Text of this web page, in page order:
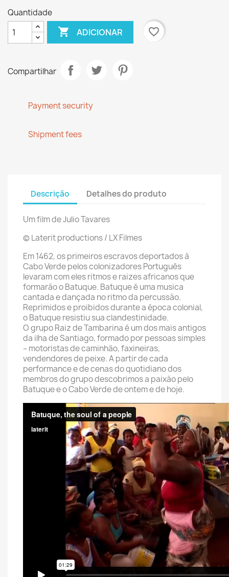
Quantidade
 ADICIONAR favorite_border
Compartilhar
Payment security
Shipment fees
Descrição Detalhes do produto
Um film de Julio Tavares
© Laterit productions / LX Filmes
Em 1462, os primeiros escravos deportados à
Cabo Verde pelos colonizadores Português
levaram com eles ritmos e raizes africanos que
formarão o Batuque. Batuque é uma musica
cantada e dançada no ritmo da percussão.
Reprimidos e proibidos durante a época colonial,
o Batuque resistiu sua clandestinidade.
O grupo Raiz de Tambarina é um dos mais antigos
da ilha de Santiago, formado por pessoas simples
– motoristas de caminhão, faxineiras,
vendendores de peixe. A partir de cada
performance e de cenas do quotidiano dos
membros do grupo descobrimos a paixão pelo
Batuque e o Cabo Verde de ontem e de hoje.